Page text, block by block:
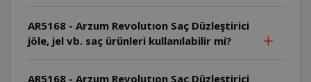
AR5168 - Arzum Revolutıon Saç Düzleştirici
jöle, jel vb. saç ürünleri kullanılabilir mi?
AR5168 - Arzum Revolutıon Saç Düzleştirici